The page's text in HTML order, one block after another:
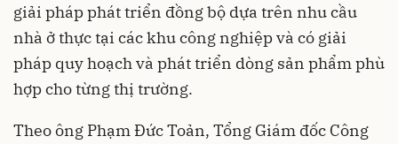
giải pháp phát triển đồng bộ dựa trên nhu cầu
nhà ở thực tại các khu công nghiệp và có giải
pháp quy hoạch và phát triển dòng sản phẩm phù
hợp cho từng thị trường.
Theo ông Phạm Đức Toản, Tổng Giám đốc Công